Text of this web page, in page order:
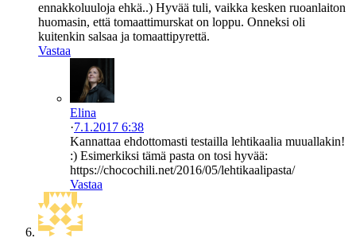
ennakkoluuloja ehkä..) Hyvää tuli, vaikka kesken ruoanlaiton
huomasin, että tomaattimurskat on loppu. Onneksi oli
kuitenkin salsaa ja tomaattipyrettä.
Vastaa
Elina
·7.1.2017 6:38
Kannattaa ehdottomasti testailla lehtikaalia muuallakin!
:) Esimerkiksi tämä pasta on tosi hyvää:
https://chocochili.net/2016/05/lehtikaalipasta/
Vastaa